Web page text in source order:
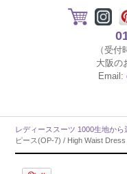
（受付
大阪の
Email:
レディーススーツ 1000生地から
ピース(OP-7) / High Waist